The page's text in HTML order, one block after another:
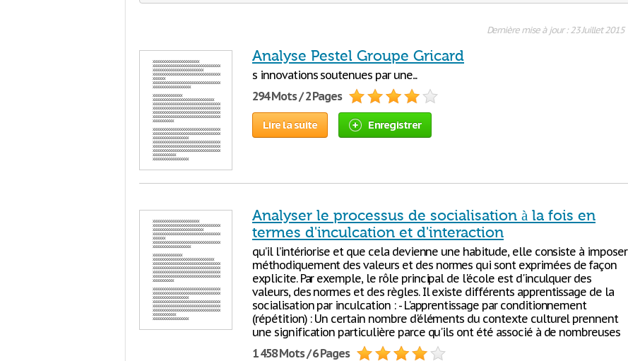
Dernière mise à jour : 23 Juillet 2015
Analyse Pestel Groupe Gricard
s innovations soutenues par une...
294 Mots / 2 Pages
Lire la suite Enregistrer
Analyser le processus de socialisation à la fois en
termes d'inculcation et d'interaction
qu’il l’intériorise et que cela devienne une habitude, elle consiste à imposer
méthodiquement des valeurs et des normes qui sont exprimées de façon
explicite. Par exemple, le rôle principal de l'école est d'inculquer des
valeurs, des normes et des règles. Il existe différents apprentissage de la
socialisation par inculcation : - L'apprentissage par conditionnement
(répétition) : Un certain nombre d'éléments du contexte culturel prennent
une signification particulière parce qu'ils ont été associé à de nombreuses
1 458 Mots / 6 Pages